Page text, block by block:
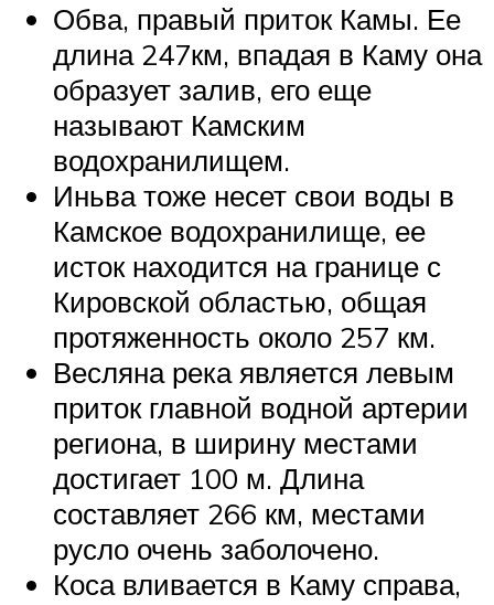
Обва, правый приток Камы. Ее
длина 247км, впадая в Каму она
образует залив, его еще
называют Камским
водохранилищем.
Иньва тоже несет свои воды в
Камское водохранилище, ее
исток находится на границе с
Кировской областью, общая
протяженность около 257 км.
Весляна река является левым
приток главной водной артерии
региона, в ширину местами
достигает 100 м. Длина
составляет 266 км, местами
русло очень заболочено.
Коса вливается в Каму справа,